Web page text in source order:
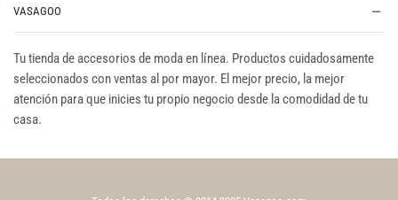
VASAGOO
Tu tienda de accesorios de moda en línea. Productos cuidadosamente
seleccionados con ventas al por mayor. El mejor precio, la mejor
atención para que inicies tu propio negocio desde la comodidad de tu
casa.